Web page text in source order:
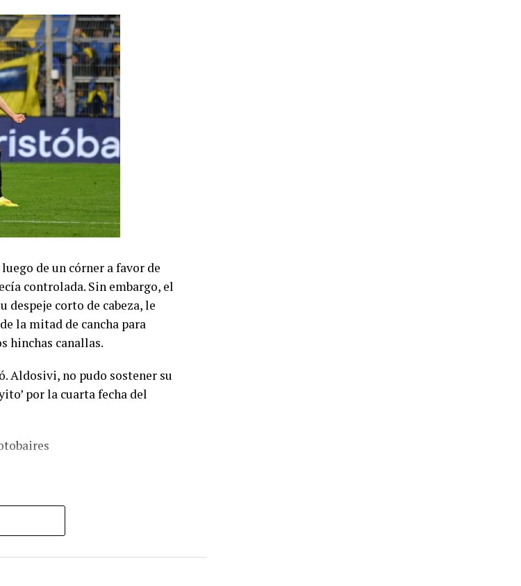
de un córner a favor de
controlada. Sin embargo, el
despeje corto de cabeza, le
la mitad de cancha para
hinchas canallas.
Aldosivi, no pudo sostener su
por la cuarta fecha del